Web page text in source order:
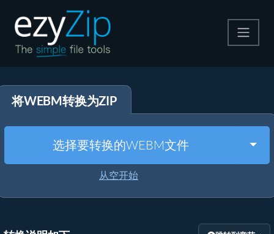
解压
其他工具
将WEBM转换为ZIP
选择要转换的WEBM文件
从空开始